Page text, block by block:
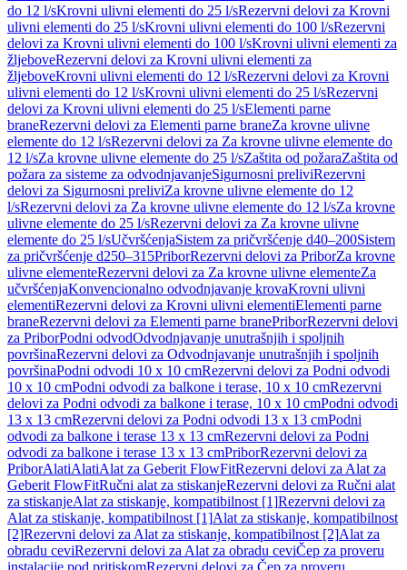
do 12 l/sKrovni ulivni elementi do 25 l/sRezervni delovi za Krovni
ulivni elementi do 25 l/sKrovni ulivni elementi do 100 l/sRezervni
delovi za Krovni ulivni elementi do 100 l/sKrovni ulivni elementi za
žljeboveRezervni delovi za Krovni ulivni elementi za
žljeboveKrovni ulivni elementi do 12 l/sRezervni delovi za Krovni
ulivni elementi do 12 l/sKrovni ulivni elementi do 25 l/sRezervni
delovi za Krovni ulivni elementi do 25 l/sElementi parne
braneRezervni delovi za Elementi parne braneZa krovne ulivne
elemente do 12 l/sRezervni delovi za Za krovne ulivne elemente do
12 l/sZa krovne ulivne elemente do 25 l/sZaštita od požaraZaštita od
požara za sisteme za odvodnjavanjeSigurnosni preliviRezervni
delovi za Sigurnosni preliviZa krovne ulivne elemente do 12
l/sRezervni delovi za Za krovne ulivne elemente do 12 l/sZa krovne
ulivne elemente do 25 l/sRezervni delovi za Za krovne ulivne
elemente do 25 l/sUčvršćenjaSistem za pričvršćenje d40–200Sistem
za pričvršćenje d250–315PriborRezervni delovi za PriborZa krovne
ulivne elementeRezervni delovi za Za krovne ulivne elementeZa
učvršćenjaKonvencionalno odvodnjavanje krovaKrovni ulivni
elementiRezervni delovi za Krovni ulivni elementiElementi parne
braneRezervni delovi za Elementi parne branePriborRezervni delovi
za PriborPodni odvodOdvodnjavanje unutrašnjih i spoljnih
površinaRezervni delovi za Odvodnjavanje unutrašnjih i spoljnih
površinaPodni odvodi 10 x 10 cmRezervni delovi za Podni odvodi
10 x 10 cmPodni odvodi za balkone i terase, 10 x 10 cmRezervni
delovi za Podni odvodi za balkone i terase, 10 x 10 cmPodni odvodi
13 x 13 cmRezervni delovi za Podni odvodi 13 x 13 cmPodni
odvodi za balkone i terase 13 x 13 cmRezervni delovi za Podni
odvodi za balkone i terase 13 x 13 cmPriborRezervni delovi za
PriborAlatiAlatiAlat za Geberit FlowFitRezervni delovi za Alat za
Geberit FlowFitRučni alat za stiskanjeRezervni delovi za Ručni alat
za stiskanjeAlat za stiskanje, kompatibilnost [1]Rezervni delovi za
Alat za stiskanje, kompatibilnost [1]Alat za stiskanje, kompatibilnost
[2]Rezervni delovi za Alat za stiskanje, kompatibilnost [2]Alat za
obradu ceviRezervni delovi za Alat za obradu ceviČep za proveru
instalacije pod pritiskomRezervni delovi za Čep za proveru